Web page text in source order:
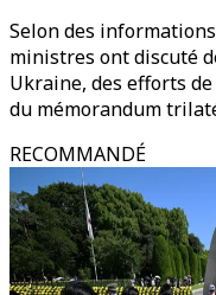
Selon des
ministres ont discuté
Ukraine, des efforts
du mémorandum
RECOMMANDÉ